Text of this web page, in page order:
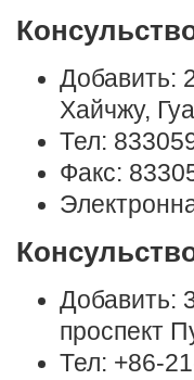
Добавить:
Хайчжу,
Тел:
Факс:
Добавить:
проспект
Тел: +86-